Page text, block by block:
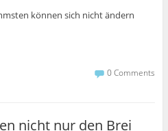
können sich nicht ändern
0 Comments
nicht nur den Brei